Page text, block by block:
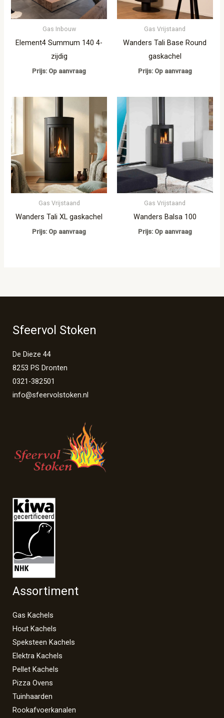
Gas Inbouw
Element4 Summum 140 4-
zijdig
Prijs: Op aanvraag
Gas Vrijstaand
Wanders Tali Base Round
gaskachel
Prijs: Op aanvraag
Gas Vrijstaand
Wanders Tali XL gaskachel
Prijs: Op aanvraag
Gas Vrijstaand
Wanders Balsa 100
Prijs: Op aanvraag
Sfeervol Stoken
De Dieze 44
8253 PS Dronten
0321-382501
info@sfeervolstoken.nl
Assortiment
Gas Kachels
Hout Kachels
Speksteen Kachels
Elektra Kachels
Pellet Kachels
Pizza Ovens
Tuinhaarden
Rookafvoerkanalen